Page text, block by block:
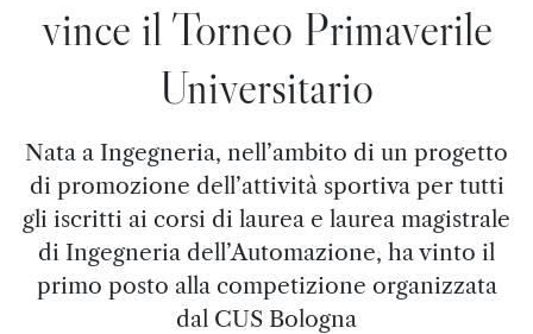
vince il Torneo Primaverile
Universitario
Nata a Ingegneria, nell’ambito di un progetto
di promozione dell’attività sportiva per tutti
gli iscritti ai corsi di laurea e laurea magistrale
di Ingegneria dell’Automazione, ha vinto il
primo posto alla competizione organizzata
dal CUS Bologna